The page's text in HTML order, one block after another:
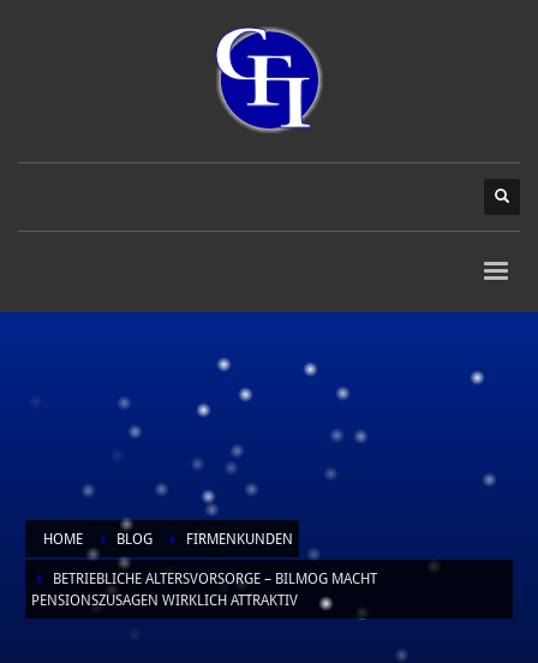
HOME BLOG FIRMENKUNDEN
BETRIEBLICHE ALTERSVORSORGE – BILMOG MACHT
PENSIONSZUSAGEN WIRKLICH ATTRAKTIV